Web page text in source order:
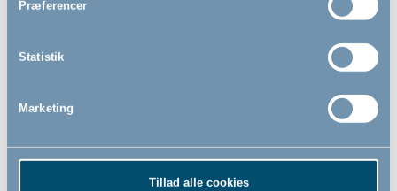
Præferencer
Statistik
Marketing
Tillad alle cookies
flow 2Pcs, silikone, regular